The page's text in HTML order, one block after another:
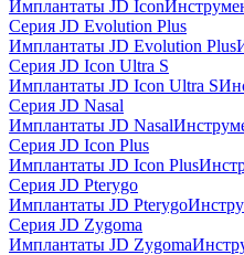
Имплантаты JD Icon
Серия JD Evolution Plus
Имплантаты JD Evolution Plus
Серия JD Icon Ultra S
Имплантаты JD Icon Ultra S
Серия JD Nasal
Имплантаты JD Nasal
Серия JD Icon Plus
Имплантаты JD Icon Plus
Серия JD Pterygo
Имплантаты JD Pterygo
Серия JD Zygoma
Имплантаты JD Zygoma